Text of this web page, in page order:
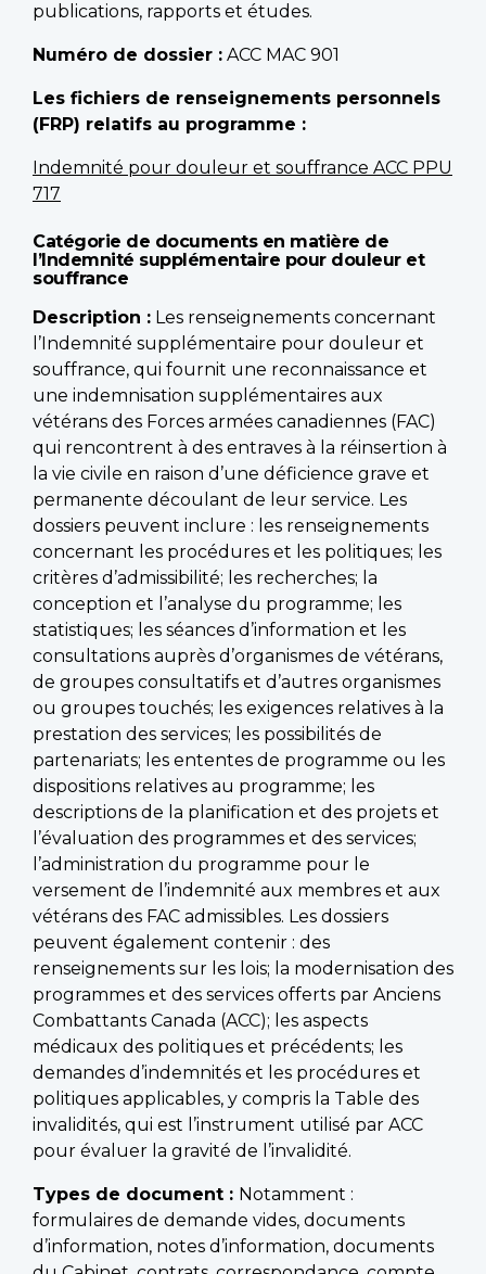
publications, rapports et études.
Numéro de dossier : ACC MAC 901
Les fichiers de renseignements personnels
(FRP) relatifs au programme :
Indemnité pour douleur et souffrance ACC PPU
717
Catégorie de documents en matière de
l’Indemnité supplémentaire pour douleur et
souffrance
Description : Les renseignements concernant
l’Indemnité supplémentaire pour douleur et
souffrance, qui fournit une reconnaissance et
une indemnisation supplémentaires aux
vétérans des Forces armées canadiennes (FAC)
qui rencontrent à des entraves à la réinsertion à
la vie civile en raison d’une déficience grave et
permanente découlant de leur service. Les
dossiers peuvent inclure : les renseignements
concernant les procédures et les politiques; les
critères d’admissibilité; les recherches; la
conception et l’analyse du programme; les
statistiques; les séances d’information et les
consultations auprès d’organismes de vétérans,
de groupes consultatifs et d’autres organismes
ou groupes touchés; les exigences relatives à la
prestation des services; les possibilités de
partenariats; les ententes de programme ou les
dispositions relatives au programme; les
descriptions de la planification et des projets et
l’évaluation des programmes et des services;
l’administration du programme pour le
versement de l’indemnité aux membres et aux
vétérans des FAC admissibles. Les dossiers
peuvent également contenir : des
renseignements sur les lois; la modernisation des
programmes et des services offerts par Anciens
Combattants Canada (ACC); les aspects
médicaux des politiques et précédents; les
demandes d’indemnités et les procédures et
politiques applicables, y compris la Table des
invalidités, qui est l’instrument utilisé par ACC
pour évaluer la gravité de l’invalidité.
Types de document : Notamment :
formulaires de demande vides, documents
d’information, notes d’information, documents